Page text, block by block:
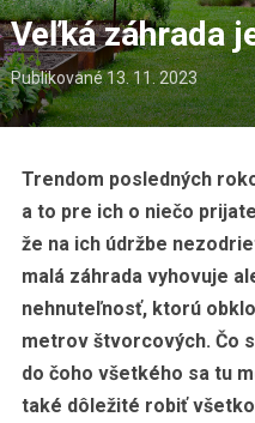
Veľká záhrada
Publikované13. 11. 2023
Trendom posledných
a to pre ich o niečo
že na ich údržbe
malá záhrada vyhovuje
nehnuteľnosť, ktorú
metrov štvorcových. Čo
do čoho všetkého sa tu
také dôležité robiť